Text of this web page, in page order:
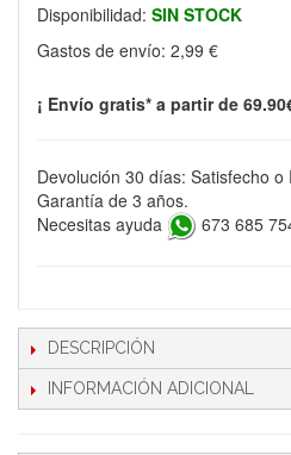
Disponibilidad: SIN STOCK
Gastos de envío: 2,99 €
¡ Envío gratis* a partir de
Devolución 30 días: Satisfecho o
Garantía de 3 años.
Necesitas ayuda
673 685
DESCRIPCIÓN
INFORMACIÓN ADICIONAL